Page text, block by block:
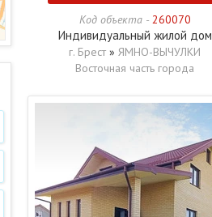
Код объекта - 260070
Индивидуальный жилой дом
г. Брест » ЯМНО-ВЫЧУЛКИ
Восточная часть города